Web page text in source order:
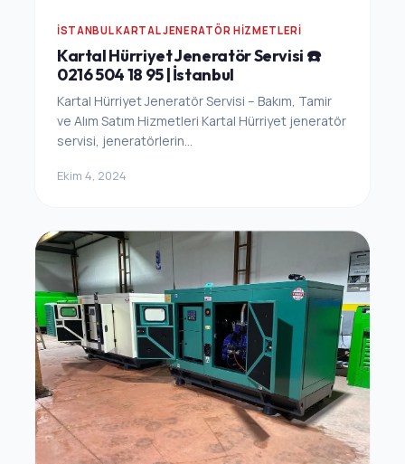
İSTANBUL KARTAL JENERATÖR HIZMETLERI
Kartal Hürriyet Jeneratör Servisi ☎️
0216 504 18 95 | İstanbul
Kartal Hürriyet Jeneratör Servisi – Bakım, Tamir
ve Alım Satım Hizmetleri Kartal Hürriyet jeneratör
servisi, jeneratörlerin...
Ekim 4, 2024